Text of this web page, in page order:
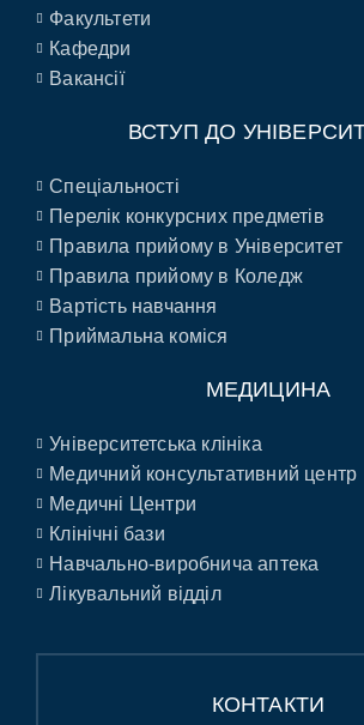
Факультети
Кафедри
Вакансії
ВСТУП ДО
Спеціальності
Перелік конкурсних предметів
Правила прийому в Університет
Правила прийому в Коледж
Вартість навчання
Приймальна коміся
МЕДИЦИНА
Університетська клініка
Медичний консультативний центр
Медичні Центри
Клінічні бази
Навчально-виробнича аптека
Лікувальний відділ
КОНТАКТИ